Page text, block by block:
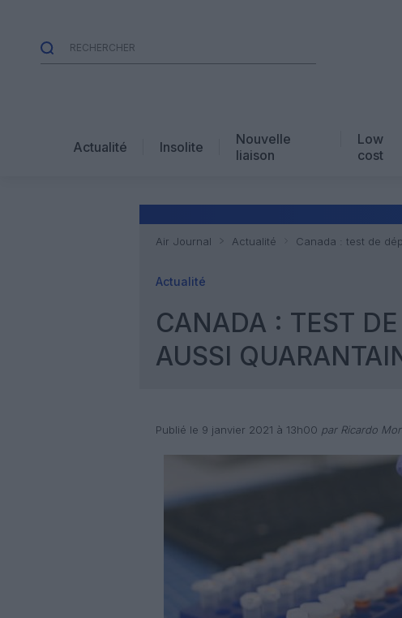
Actualité Insolite
Nouvelle
liaison
Low
cost
Air Journal Actualité Canada : test de
Actualité
CANADA : TEST
AUSSI
Publié le 9 janvier 2021 à 13h00 par Ricardo